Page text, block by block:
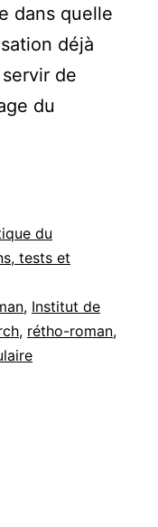
dans quelle
déjà
de
du
du
tests et
, Institut de
, rétho-roman,